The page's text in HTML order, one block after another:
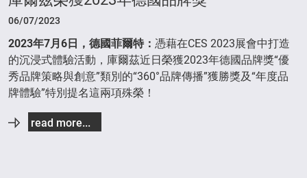
06/07/2023
2023年7月 6 日，德國菲爾特： 憑藉在CES 2023展會中打造
的沉浸式體驗活動，庫爾茲近日榮獲2023年德國品牌獎“優
秀品牌策略與創意”類別的“360°品牌傳播”獲勝獎及“年度品
牌體驗”特別提名這兩項殊榮！
read more...